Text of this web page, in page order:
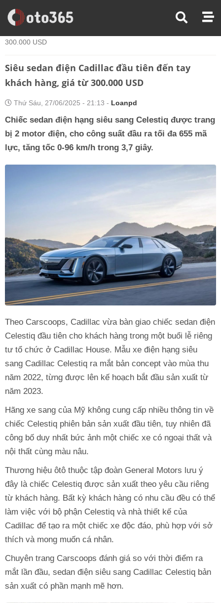
Trang Chủ
Tin Xe
300.000 USD
Siêu sedan điện Cadillac đầu tiên đến tay
khách hàng, giá từ 300.000 USD
Thứ Sáu, 27/06/2025 - 21:13 - Loanpd
Chiếc sedan điện hạng siêu sang Celestiq được trang
bị 2 motor điện, cho công suất đầu ra tối đa 655 mã
lực, tăng tốc 0-96 km/h trong 3,7 giây.
Theo Carscoops, Cadillac vừa bàn giao chiếc sedan điện
Celestiq đầu tiên cho khách hàng trong một buổi lễ riêng
tư tổ chức ở Cadillac House. Mẫu xe điện hạng siêu
sang Cadillac Celestiq ra mắt bản concept vào mùa thu
năm 2022, từng được lên kế hoạch bắt đầu sản xuất từ
năm 2023.
Hãng xe sang của Mỹ không cung cấp nhiều thông tin về
chiếc Celestiq phiên bản sản xuất đầu tiên, tuy nhiên đã
công bố duy nhất bức ảnh một chiếc xe có ngoại thất và
nội thất cùng màu nâu.
Thương hiệu ôtô thuộc tập đoàn General Motors lưu ý
đây là chiếc Celestiq được sản xuất theo yêu cầu riêng
từ khách hàng. Bất kỳ khách hàng có nhu cầu đều có thể
làm việc với bộ phận Celestiq và nhà thiết kế của
Cadillac để tạo ra một chiếc xe độc đáo, phù hợp với sở
thích và mong muốn cá nhân.
Chuyên trang Carscoops đánh giá so với thời điểm ra
mắt lần đầu, sedan điện siêu sang Cadillac Celestiq bản
sản xuất có phần mạnh mẽ hơn.